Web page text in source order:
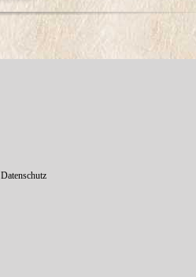
Datenschutz